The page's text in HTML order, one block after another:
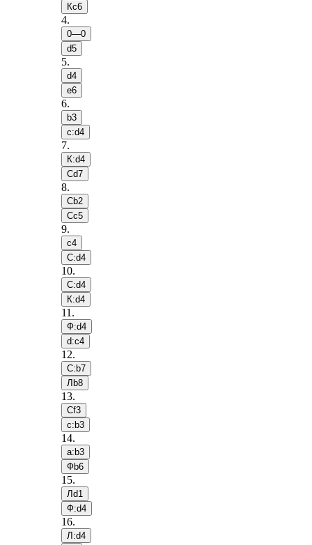
Кc6
4.
0—0
d5
5.
d4
e6
6.
b3
c:d4
7.
К:d4
Сd7
8.
Сb2
Сc5
9.
c4
С:d4
10.
С:d4
К:d4
11 .
Ф:d4
d:c4
12.
С:b7
Лb8
13.
Сf3
c:b3
14.
a:b3
Фb6
15.
Лd1
Ф:d4
16.
Л:d4